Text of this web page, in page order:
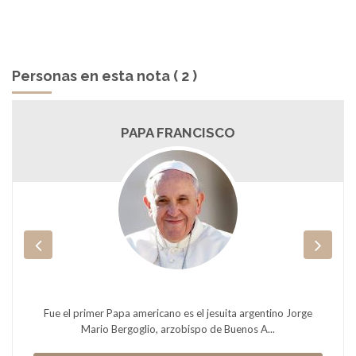
Personas en esta nota ( 2 )
PAPA FRANCISCO
Fue el primer Papa americano es el jesuita argentino Jorge
Mario Bergoglio, arzobispo de Buenos A...